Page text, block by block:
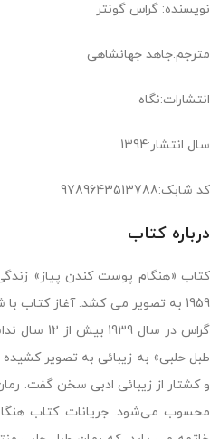
نویسنده: گراس گونتر
مترجم:جاهد جهانشاهی
انتشارات:نگاه
سال انتشار:1394
کد شابک:9789643513788
درباره کتاب
1959 به تصویر مى کشد. آغاز
گراس‏ در
طبل حلبى» به زیبائى به تصویر
و کشتار از زیبائى ادبى سخن گفت.
محسوب می‌شود. جریانات کتاب